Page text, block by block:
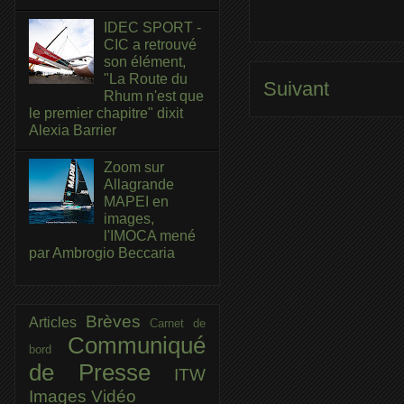
Suivant
IDEC SPORT -
CIC a retrouvé
son élément,
"La Route du
Rhum n'est que
le premier chapitre" dixit
Alexia Barrier
Zoom sur
Allagrande
MAPEI en
images,
l'IMOCA mené
par Ambrogio Beccaria
Articles BrèvesCarnet de
bord Communiqué
de Presse
ITW
Images Vidéo